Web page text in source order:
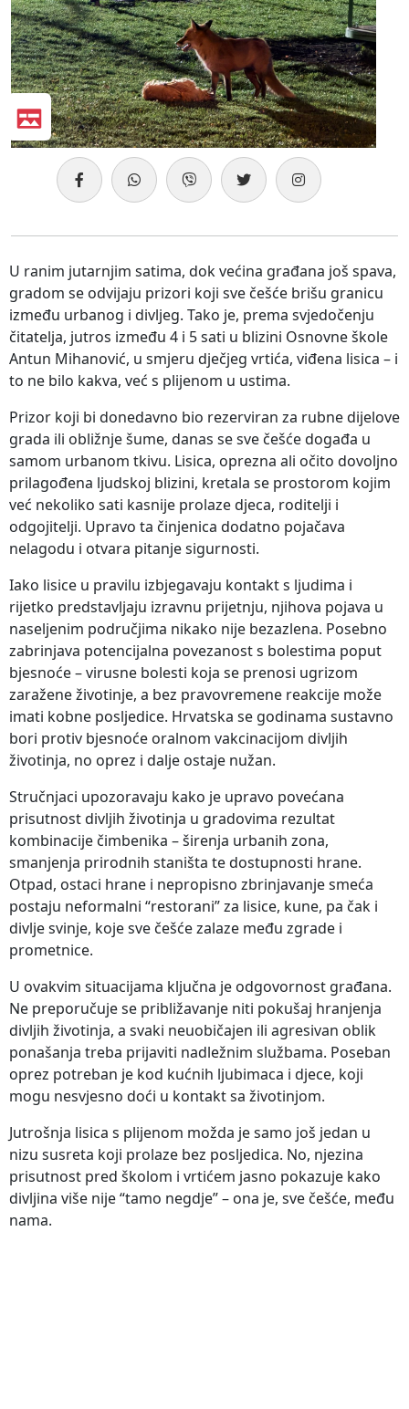
U ranim jutarnjim satima, dok većina građana još spava,
gradom se odvijaju prizori koji sve češće brišu granicu
između urbanog i divljeg. Tako je, prema svjedočenju
čitatelja, jutros između 4 i 5 sati u blizini Osnovne škole
Antun Mihanović, u smjeru dječjeg vrtića, viđena lisica – i
to ne bilo kakva, već s plijenom u ustima.
Prizor koji bi donedavno bio rezerviran za rubne dijelove
grada ili obližnje šume, danas se sve češće događa u
samom urbanom tkivu. Lisica, oprezna ali očito dovoljno
prilagođena ljudskoj blizini, kretala se prostorom kojim
već nekoliko sati kasnije prolaze djeca, roditelji i
odgojitelji. Upravo ta činjenica dodatno pojačava
nelagodu i otvara pitanje sigurnosti.
Iako lisice u pravilu izbjegavaju kontakt s ljudima i
rijetko predstavljaju izravnu prijetnju, njihova pojava u
naseljenim područjima nikako nije bezazlena. Posebno
zabrinjava potencijalna povezanost s bolestima poput
bjesnoće – virusne bolesti koja se prenosi ugrizom
zaražene životinje, a bez pravovremene reakcije može
imati kobne posljedice. Hrvatska se godinama sustavno
bori protiv bjesnoće oralnom vakcinacijom divljih
životinja, no oprez i dalje ostaje nužan.
Stručnjaci upozoravaju kako je upravo povećana
prisutnost divljih životinja u gradovima rezultat
kombinacije čimbenika – širenja urbanih zona,
smanjenja prirodnih staništa te dostupnosti hrane.
Otpad, ostaci hrane i nepropisno zbrinjavanje smeća
postaju neformalni “restorani” za lisice, kune, pa čak i
divlje svinje, koje sve češće zalaze među zgrade i
prometnice.
U ovakvim situacijama ključna je odgovornost građana.
Ne preporučuje se približavanje niti pokušaj hranjenja
divljih životinja, a svaki neuobičajen ili agresivan oblik
ponašanja treba prijaviti nadležnim službama. Poseban
oprez potreban je kod kućnih ljubimaca i djece, koji
mogu nesvjesno doći u kontakt sa životinjom.
Jutrošnja lisica s plijenom možda je samo još jedan u
nizu susreta koji prolaze bez posljedica. No, njezina
prisutnost pred školom i vrtićem jasno pokazuje kako
divljina više nije “tamo negdje” – ona je, sve češće, među
nama.